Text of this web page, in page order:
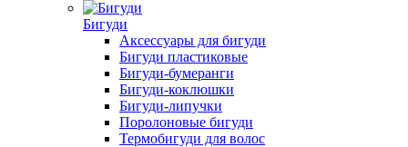
Бигуди
Аксессуары для бигуди
Бигуди пластиковые
Бигуди-бумеранги
Бигуди-коклюшки
Бигуди-липучки
Поролоновые бигуди
Термобигуди для волос